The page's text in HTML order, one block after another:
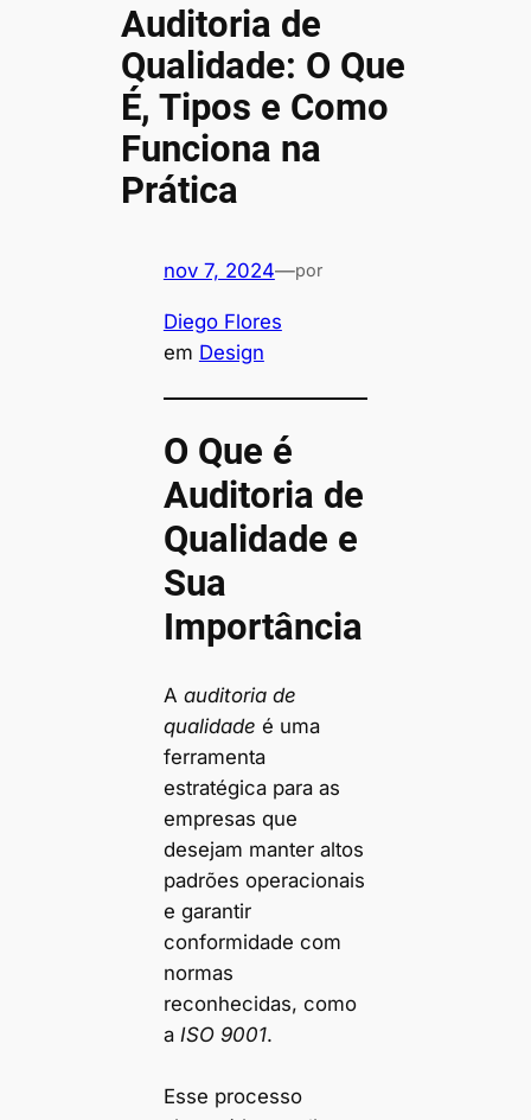
Auditoria de
Qualidade: O Que
É, Tipos e Como
Funciona na
Prática
nov 7, 2024—por
Diego Flores
em Design
O Que é
Auditoria de
Qualidade e
Sua
Importância
A auditoria de
qualidade é uma
ferramenta
estratégica para as
empresas que
desejam manter altos
padrões operacionais
e garantir
conformidade com
normas
reconhecidas, como
a ISO 9001.
Esse processo